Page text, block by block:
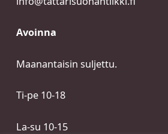
Avoinna
Maanantaisin suljettu.
Ti-pe 10-18
La-su 10-15